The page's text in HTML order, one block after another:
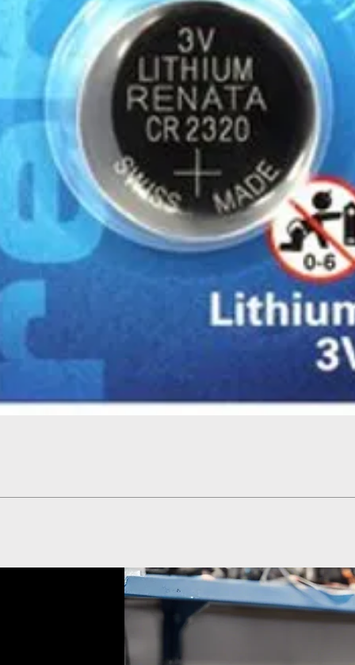
• Ανθεκτική μη
και polycarbonate
resistant)
• Ενσωματωμένη λαβή
Βάρος
Πηγή Φωτός
Μέγιστη Απόδοση
Βάθος
Αυτονομία
Μπαταρίες
Υλικό Κατασκεύης
της παραγγελίας σας η